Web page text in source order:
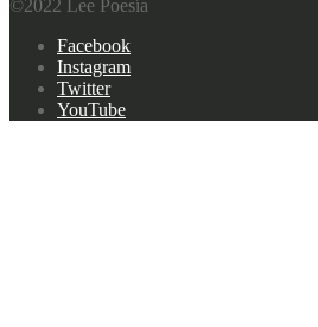
©2022 Lee Poesía
Footer
navigation
Facebook
Instagram
Twitter
YouTube